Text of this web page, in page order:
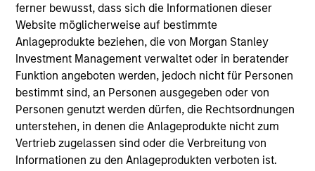
ferner bewusst, dass sich die Informationen dieser
Website möglicherweise auf bestimmte
Anlageprodukte beziehen, die von Morgan Stanley
Investment Management verwaltet oder in beratender
Funktion angeboten werden, jedoch nicht für Personen
bestimmt sind, an Personen ausgegeben oder von
Personen genutzt werden dürfen, die Rechtsordnungen
unterstehen, in denen die Anlageprodukte nicht zum
Vertrieb zugelassen sind oder die Verbreitung von
Informationen zu den Anlageprodukten verboten ist.
management for the team's European and global
high yield strategies. Alex joined Morgan Stanley as
a credit analyst covering high yield healthcare in
2020 through the acquisition of Assurant's CLO
platform where he was a high yield and leveraged
loan credit analyst. Prior to Assurant, Alex was a
high yield credit analyst at W.R. Huff Asset
Management. Alex earned a B.S. in financial
management from Clemson University. He holds the
Chartered Financial Analyst designation.